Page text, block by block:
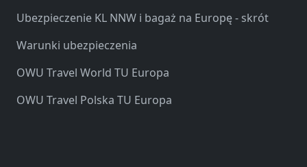
Ubezpieczenie KL NNW i bagaż na Europę - skrót
Warunki ubezpieczenia
OWU Travel World TU Europa
OWU Travel Polska TU Europa